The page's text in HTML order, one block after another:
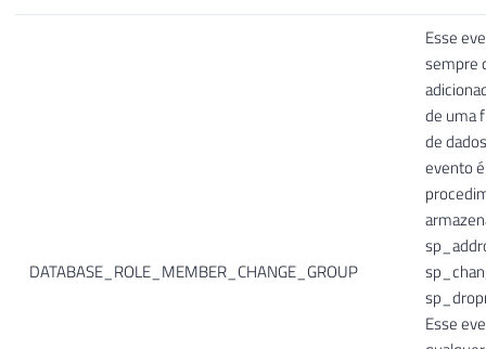
DATABASE_ROLE_MEMBER_CHANGE_GROUP
Esse
sempre
de uma
de
evento
Esse